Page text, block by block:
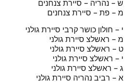
ש – נהריה – סיירת צנחנים
מ – פת – סיירת צנחנים
י – חולון כושר קרבי סיירת גולני
מ – ראשלצ סיירת גולני
ט – ראשלצ סיירת גולני
י – ראשלצ סיירת גולני
ג – ראשלצ סיירת גולני
א – רביב נהריה סיירת גולני